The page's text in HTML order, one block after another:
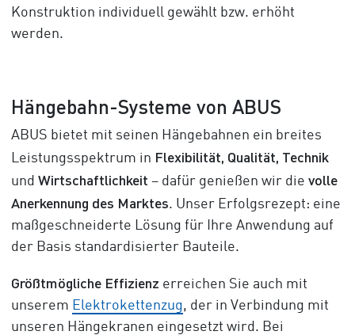
Konstruktion individuell gewählt bzw. erhöht
werden.
Hängebahn-Systeme von ABUS
ABUS bietet mit seinen Hängebahnen ein breites
Leistungsspektrum in Flexibilität, Qualität, Technik
und Wirtschaftlichkeit – dafür genießen wir die volle
Anerkennung des Marktes. Unser Erfolgsrezept: eine
maßgeschneiderte Lösung für Ihre Anwendung auf
der Basis standardisierter Bauteile.
Größtmögliche Effizienz erreichen Sie auch mit
unserem Elektrokettenzug, der in Verbindung mit
unseren Hängekranen eingesetzt wird. Bei